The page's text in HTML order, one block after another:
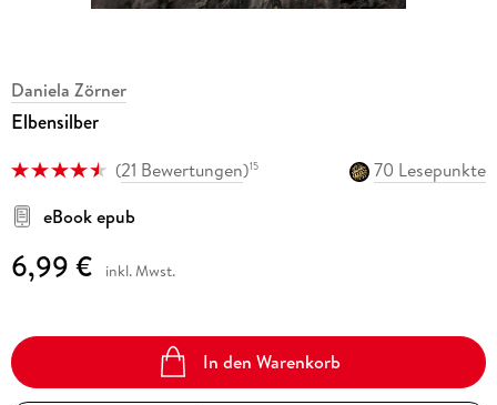
Daniela Zörner
Elbensilber
(21 Bewertungen)15
70 Lesepunkte
eBook epub
6,99 € inkl. Mwst.
In den Warenkorb